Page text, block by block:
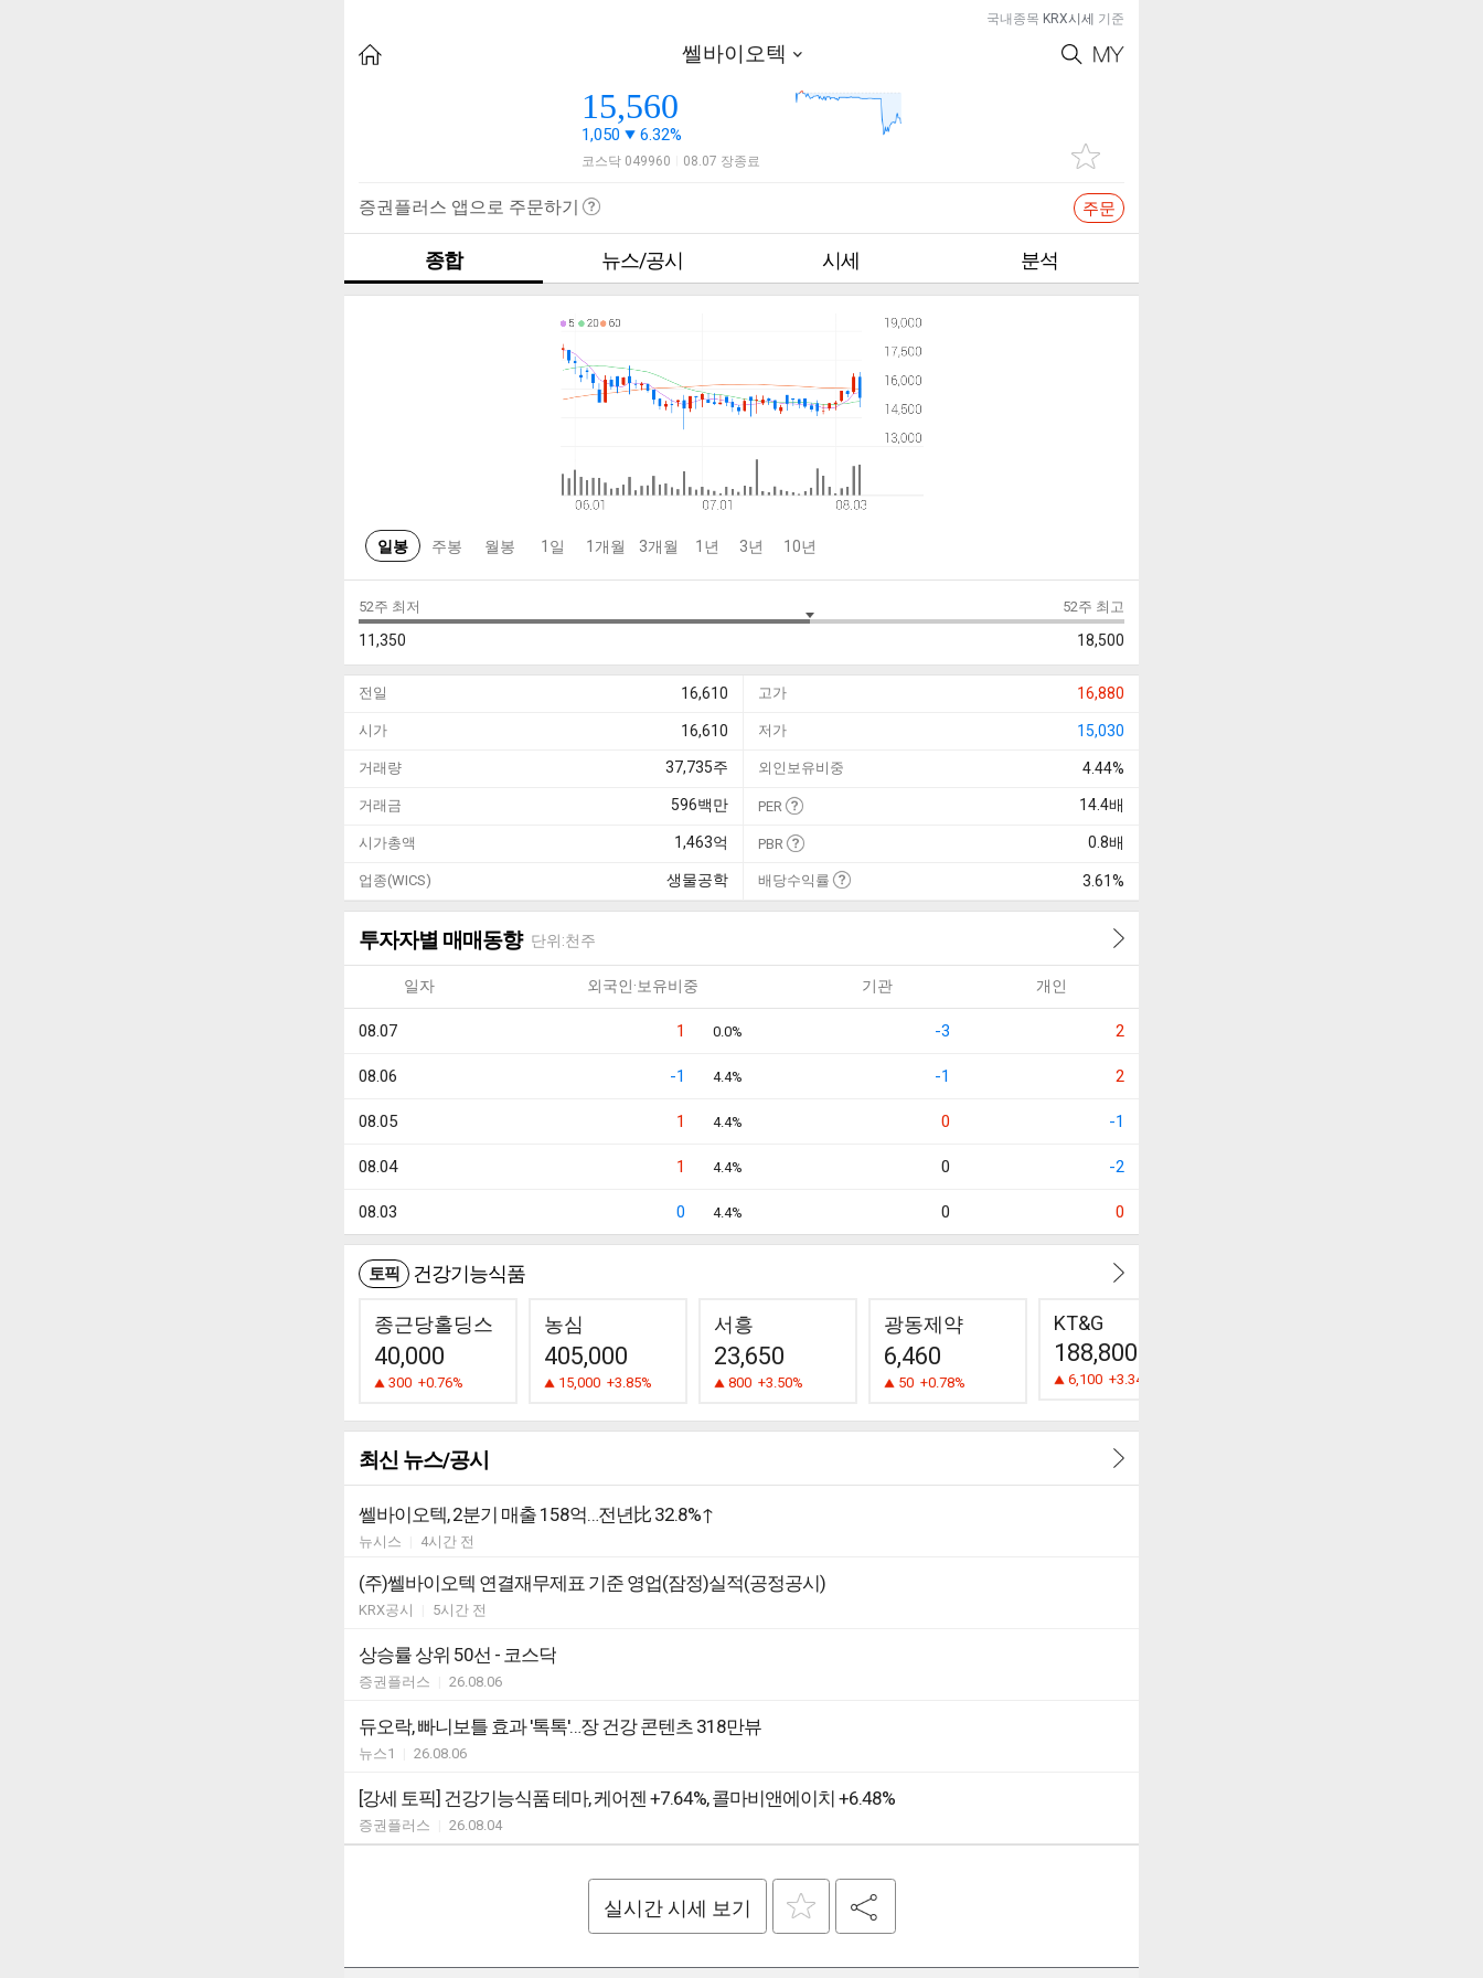
국내종목 KRX시세 기준
쎌바이오텍
15,560
1,050 6.32%
코스닥 049960 08.07 장종료
증권플러스 앱으로 주문하기 주문
종합 뉴스/공시 시세 분석
일봉 주봉 월봉 1일 1개월 3개월 1년 3년 10년
52주 최저
11,350
52주 최고
18,500
전일 16,610 고가 16,880
시가 16,610 저가 15,030
거래량 37,735주 외인보유비중 4.44%
거래금 596백만 PER 14.4배
시가총액 1,463억 PBR 0.8배
업종(WICS) 생물공학 배당수익률 3.61%
투자자별 매매동향 단위:천주
일자 외국인·보유비중 기관 개인
08.07 1 0.0% -3 2
08.06 -1 4.4% -1 2
08.05 1 4.4% 0 -1
08.04 1 4.4% 0 -2
08.03 0 4.4% 0 0
토픽 건강기능식품
종근당홀딩스
40,000
300 +0.76%
농심
405,000
15,000 +3.85%
서흥
23,650
800 +3.50%
광동제약
6,460
50 +0.78%
KT&G
188,800
6,100 +3.34%
최신 뉴스/공시
쎌바이오텍, 2분기 매출 158억…전년比 32.8%↑
뉴시스 4시간 전
(주)쎌바이오텍 연결재무제표 기준 영업(잠정)실적(공정공시)
KRX공시 5시간 전
상승률 상위 50선 - 코스닥
증권플러스 26.08.06
듀오락, 빠니보틀 효과 '톡톡'…장 건강 콘텐츠 318만뷰
뉴스1 26.08.06
[강세 토픽] 건강기능식품 테마, 케어젠 +7.64%, 콜마비앤에이치 +6.48%
증권플러스 26.08.04
실시간 시세 보기